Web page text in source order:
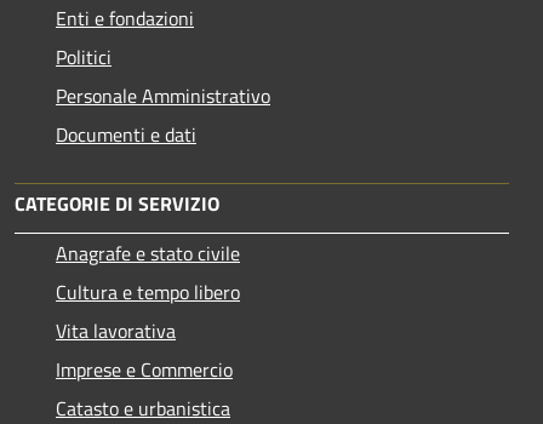
Enti e fondazioni
Politici
Personale Amministrativo
Documenti e dati
CATEGORIE DI SERVIZIO
Anagrafe e stato civile
Cultura e tempo libero
Vita lavorativa
Imprese e Commercio
Catasto e urbanistica